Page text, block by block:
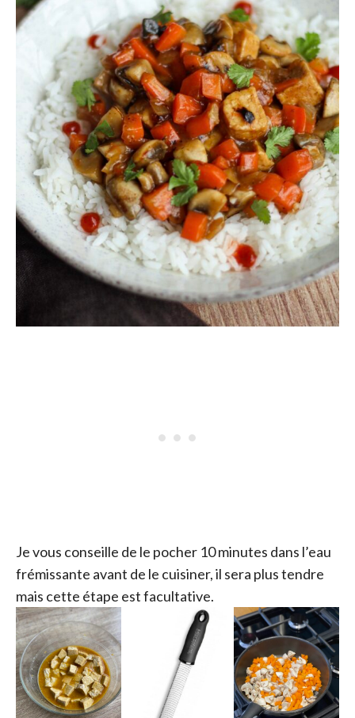
Je vous conseille de le pocher 10 minutes dans l’eau
frémissante avant de le cuisiner, il sera plus tendre
mais cette étape est facultative.